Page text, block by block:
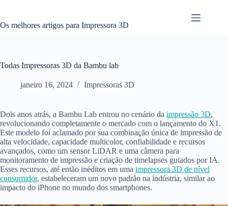
o
Os melhores artigos para Impressora 3D
Todas Impressoras 3D da Bambu lab
janeiro 16, 2024 Impressoras 3D
Dois anos atrás, a Bambu Lab entrou no cenário da impressão 3D,
revolucionando completamente o mercado com o lançamento do X1.
Este modelo foi aclamado por sua combinação única de impressão de
alta velocidade, capacidade multicolor, confiabilidade e recursos
avançados, como um sensor LiDAR e uma câmera para
monitoramento de impressão e criação de timelapses guiados por IA.
Esses recursos, até então inéditos em uma impressora 3D de nível
consumidor, estabeleceram um novo padrão na indústria, similar ao
impacto do iPhone no mundo dos smartphones.